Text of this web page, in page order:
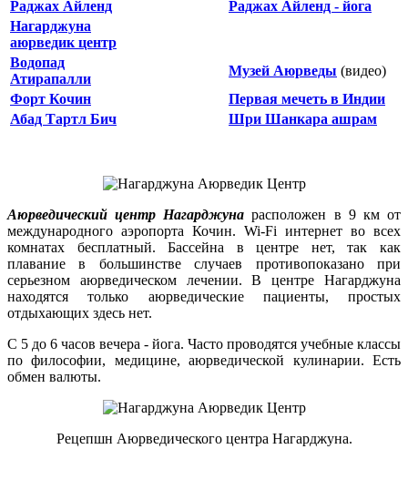
Раджах Айленд
Раджах Айленд - йога
Нагарджуна
аюрведик центр
Водопад
Атирапалли
Музей Аюрведы (видео)
Форт Кочин
Первая мечеть в Индии
Абад Тартл Бич
Шри Шанкара ашрам
Аюрведический центр Нагарджуна расположен в 9 км от
международного аэропорта Кочин. Wi-Fi интернет во всех
комнатах бесплатный. Бассейна в центре нет, так как
плавание в большинстве случаев противопоказано при
серьезном аюрведическом лечении. В центре Нагарджуна
находятся только аюрведические пациенты, простых
отдыхающих здесь нет.
С 5 до 6 часов вечера - йога. Часто проводятся учебные классы
по философии, медицине, аюрведической кулинарии. Есть
обмен валюты.
Рецепшн Аюрведического центра Нагарджуна.